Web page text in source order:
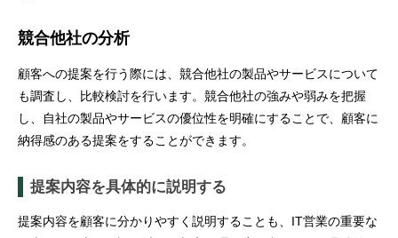
競合他社の分析
顧客への提案を行う際には、競合他社の製品やサービスについて
も調査し、比較検討を行います。競合他社の強みや弱みを把握
し、自社の製品やサービスの優位性を明確にすることで、顧客に
納得感のある提案をすることができます。
提案内容を具体的に説明する
提案内容を顧客に分かりやすく説明することも、IT営業の重要な